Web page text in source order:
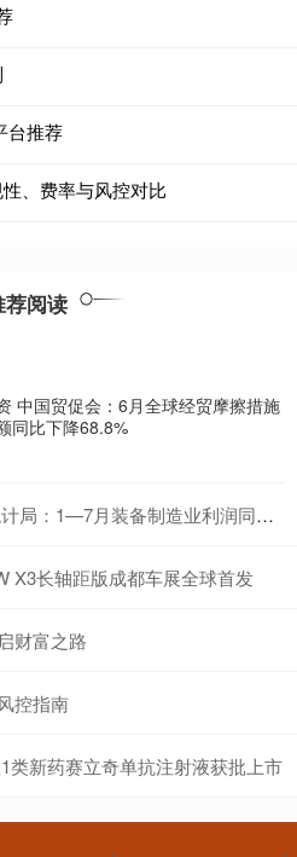
台推荐
、费率与风控对比
荐阅读
中国贸促会：6月全球经贸摩擦措施
同比下降68.8%
1—7月装备制造业利润同比增长6.1%
X3长轴距版成都车展全球首发
财富之路
控指南
类新药赛立奇单抗注射液获批上市